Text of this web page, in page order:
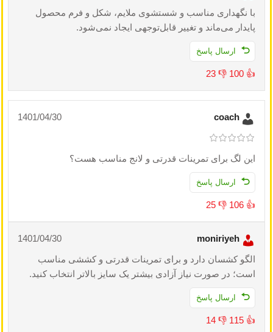
با نگهداری مناسب و شستشوی ملایم، شکل و فرم محصول
پایدار می‌ماند و تغییر قابل‌توجهی ایجاد نمی‌شود.
ارسال پاسخ
👍
100
👎
23
coach
1401/04/30
این لگ برای تمرینات قدرتی و لانج مناسب هست؟
ارسال پاسخ
👍
106
👎
25
moniriyeh
1401/04/30
الگو کشسان دارد و برای تمرینات قدرتی و کششی مناسب
است؛ در صورت نیاز آزادی بیشتر یک سایز بالاتر انتخاب کنید.
ارسال پاسخ
👍
115
👎
14